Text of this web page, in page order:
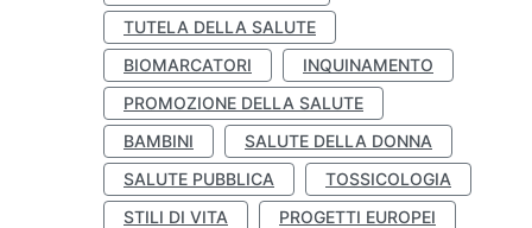
TUTELA DELLA SALUTE
BIOMARCATORI
INQUINAMENTO
PROMOZIONE DELLA SALUTE
BAMBINI
SALUTE DELLA DONNA
SALUTE PUBBLICA
TOSSICOLOGIA
STILI DI VITA
PROGETTI EUROPEI